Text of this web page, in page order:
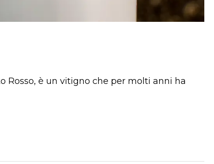
Rosso, è un vitigno che per molti anni ha